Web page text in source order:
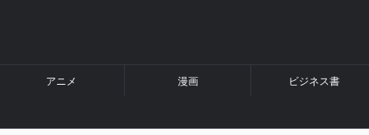
アニメ 漫画 ビジネス書